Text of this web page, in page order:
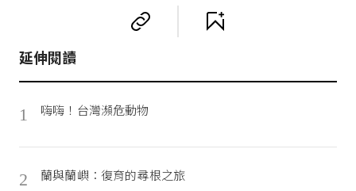
延伸閱讀
1 嗨嗨！台灣瀕危動物
2 蘭與蘭嶼：復育的尋根之旅